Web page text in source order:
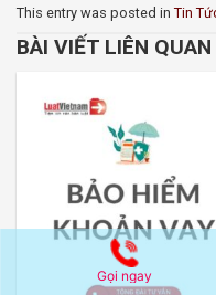
This entry was posted in Tin
BÀI VIẾT LIÊN QUAN
Gọi ngay